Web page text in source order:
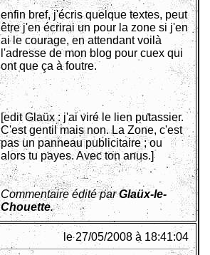
enfin bref, j'écris quelque textes, peut
être j'en écrirai un pour la zone si j'en
ai le courage, en attendant voilà
l'adresse de mon blog pour cuex qui
ont que ça à foutre.
[edit Glaüx : j'ai viré le lien putassier.
C'est gentil mais non. La Zone, c'est
pas un panneau publicitaire ; ou
alors tu payes. Avec ton anus.]
Commentaire édité parGlaüx-le-
Chouette.
le 27/05/2008 à 18:41:04